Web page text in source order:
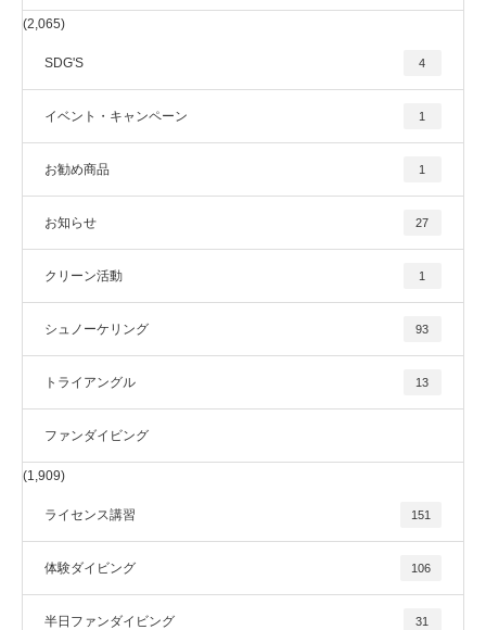
(2,065)
SDG'S 4
イベント・キャンペーン 1
お勧め商品 1
お知らせ 27
クリーン活動 1
シュノーケリング 93
トライアングル 13
ファンダイビング
(1,909)
ライセンス講習 151
体験ダイビング 106
半日ファンダイビング 31